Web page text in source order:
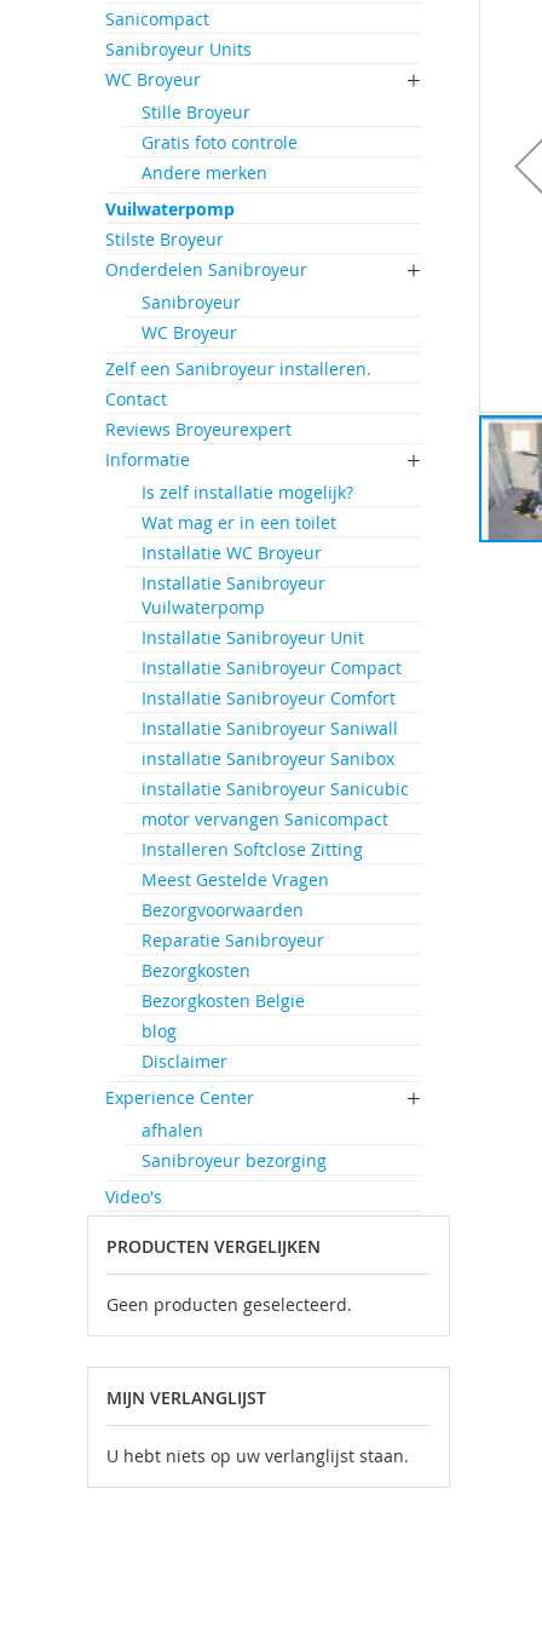
Sanicompact
Sanibroyeur Units
WC Broyeur
Stille Broyeur
Gratis foto controle
Andere merken
Vuilwaterpomp
Stilste Broyeur
Onderdelen Sanibroyeur
Sanibroyeur
WC Broyeur
Zelf een Sanibroyeur installeren.
Contact
Reviews Broyeurexpert
Informatie
Is zelf installatie mogelijk?
Wat mag er in een toilet
Installatie WC Broyeur
Installatie Sanibroyeur
Vuilwaterpomp
Installatie Sanibroyeur Unit
Installatie Sanibroyeur Compact
Installatie Sanibroyeur Comfort
Installatie Sanibroyeur Saniwall
installatie Sanibroyeur Sanibox
installatie Sanibroyeur Sanicubic
motor vervangen Sanicompact
Installeren Softclose Zitting
Meest Gestelde Vragen
Bezorgvoorwaarden
Reparatie Sanibroyeur
Bezorgkosten
Bezorgkosten België
blog
Disclaimer
Experience Center
afhalen
Sanibroyeur bezorging
Video's
PRODUCTEN VERGELIJKEN
Geen producten geselecteerd.
MIJN VERLANGLIJST
U hebt niets op uw verlanglijst staan.